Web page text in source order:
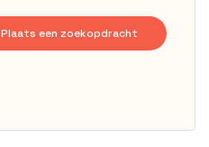
Plaats een zoekopdracht